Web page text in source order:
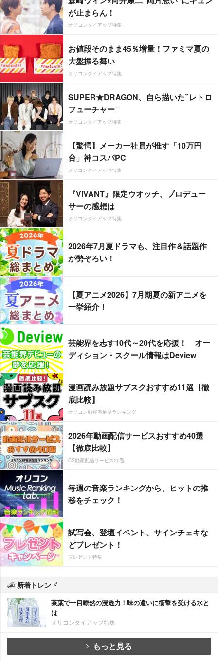
が止まらん！
オリコンタイアップ特集
お値段そのまま45％増量！ファミマ夏の
大盤振る舞い
オリコンタイアップ特集
SUPER★DRAGON、自ら描いた”レトロ
フューチャー”
オリコンタイアップ特集
【驚愕】メーカー社員が推す「10万円
台」神コスパPC
オリコンタイアップ特集
『VIVANT』限定ウオッチ、プロデュー
サーの感想は
オリコンタイアップ特集
2026年7月夏ドラマも、注目作＆話題作
が勢ぞろい！
【夏アニメ2026】7月期夏の新アニメを
一挙紹介！
芸能界を志す10代～20代を応援！ オー
ディション・スクール情報はDeview
漫画読み放題サブスクおすすめ11選【徹
底比較】
オリコン顧客満足度ランキング
2026年動画配信サービスおすすめ40選
【徹底比較】
CS動画配信サービス20選
毎週の音楽ランキングから、ヒットの推
移をチェック！
試写会、登壇イベント、サインチェキな
どプレゼント！
プレゼント特集
新着トレンド
茶葉で一目瞭然の浸透力！味の違いに衝撃を受ける水と
は
オリコンタイアップ特集
もっと見る